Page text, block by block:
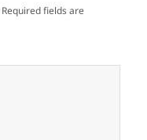
Required fields are